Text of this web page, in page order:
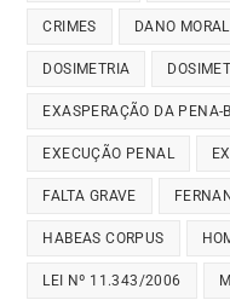
CRIMES DANO MORAL
DOSIMETRIA
EXASPERAÇÃO DA PENA-
EXECUÇÃO PENAL
FALTA GRAVE
HABEAS CORPUS
LEI Nº 11.343/2006